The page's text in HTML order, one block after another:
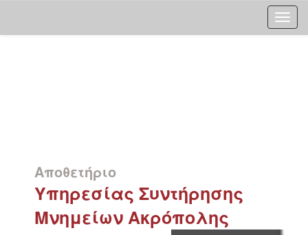
Αποθετήριο
Υπηρεσίας Συντήρησης
Μνημείων Ακρόπολης